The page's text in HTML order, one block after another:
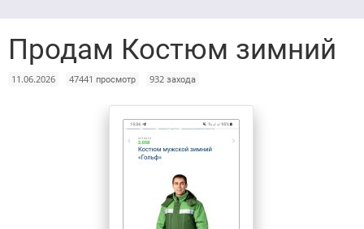
Продам Костюм зимний
11.06.2026 47441 просмотр 932 захода